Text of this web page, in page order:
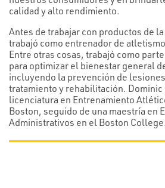
calidad y alto rendimiento.
Antes de trabajar con productos de
trabajó como entrenador de
Entre otras cosas, trabajó como
para optimizar el bienestar general
incluyendo la prevención de
tratamiento y rehabilitación. Dominic
licenciatura en Entrenamiento
Boston, seguido de una maestría en
Administrativos en el Boston College.